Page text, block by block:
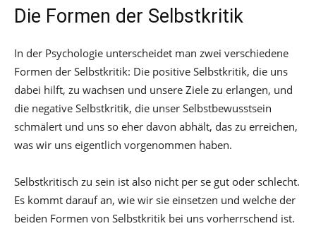
Die Formen der Selbstkritik
In der Psychologie unterscheidet man zwei verschiedene
Formen der Selbstkritik: Die positive Selbstkritik, die uns
dabei hilft, zu wachsen und unsere Ziele zu erlangen, und
die negative Selbstkritik, die unser Selbstbewusstsein
schmälert und uns so eher davon abhält, das zu erreichen,
was wir uns eigentlich vorgenommen haben.
Selbstkritisch zu sein ist also nicht per se gut oder schlecht.
Es kommt darauf an, wie wir sie einsetzen und welche der
beiden Formen von Selbstkritik bei uns vorherrschend ist.